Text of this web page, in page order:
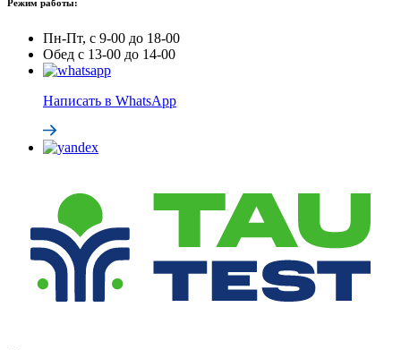
Режим работы:
Пн-Пт, с 9-00 до 18-00
Обед с 13-00 до 14-00
Написать в WhatsApp